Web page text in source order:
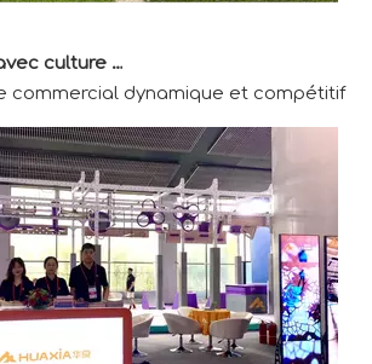
commercial dynamique et compétitif